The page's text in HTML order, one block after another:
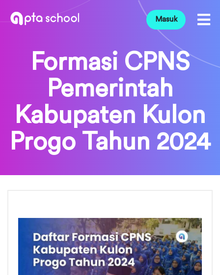
Masuk
Formasi CPNS
Pemerintah
Kabupaten Kulon
Progo Tahun 2024